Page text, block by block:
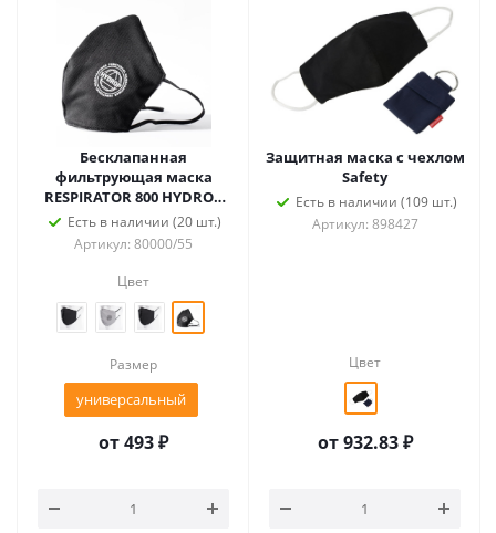
Бесклапанная
фильтрующая маска
RESPIRATOR 800 HYDROP
черная с логотипом в
фирменном пакете
Есть в наличии (20 шт.)
Артикул: 80000/55
Цвет
Размер
универсальный
от493 ₽
Защитная маска с чехлом
Safety
Есть в наличии (109 шт.)
Артикул: 898427
Цвет
от932.83 ₽